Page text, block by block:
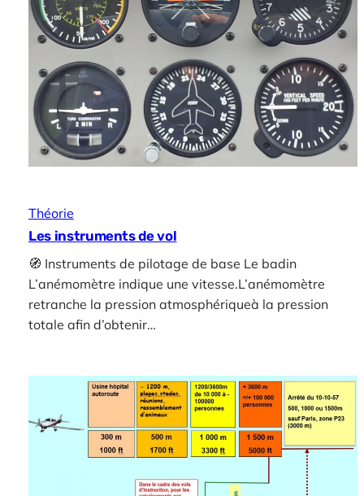
Théorie
Les instruments de vol
🧭 Instruments de pilotage de base Le badin
L’anémomètre indique une vitesse.L’anémomètre
retranche la pression atmosphériqueà la pression
totale afin d’obtenir…